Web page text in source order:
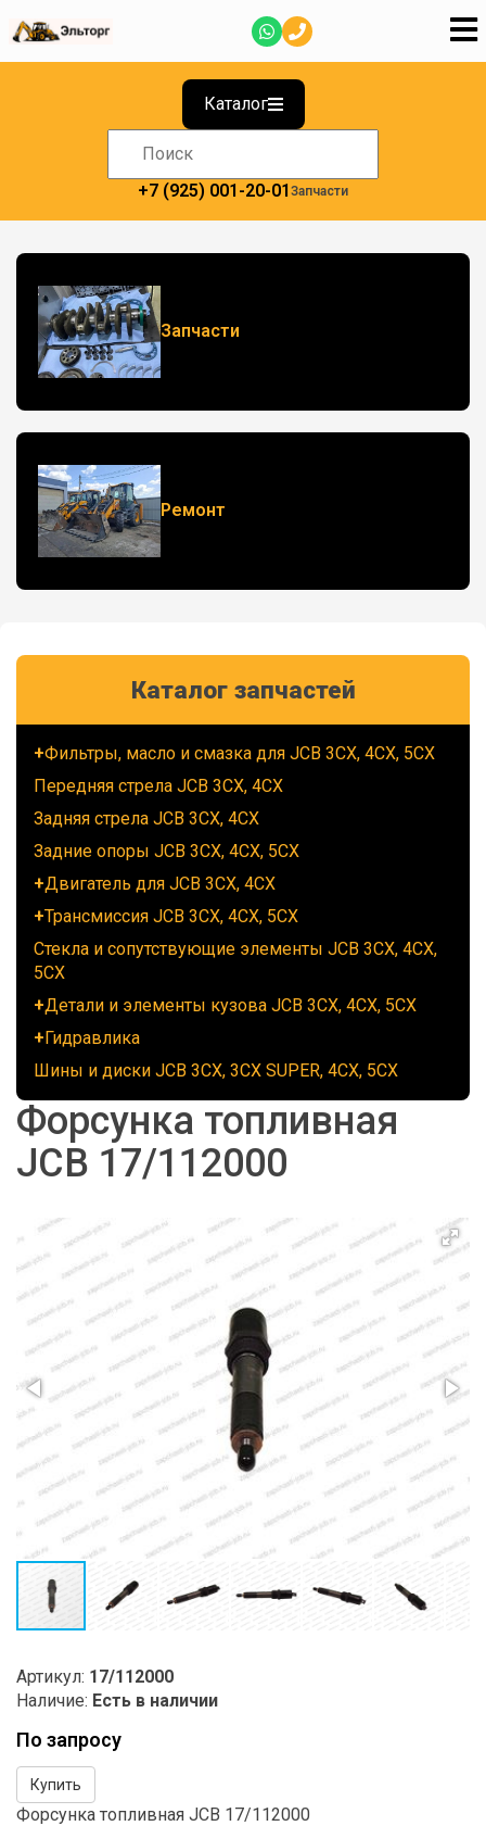
Каталог
+7 (925) 001-20-01 Запчасти
Запчасти
Ремонт
Каталог запчастей
Фильтры, масло и смазка для JCB 3CX, 4CX, 5CX
Передняя стрела JCB 3CX, 4CX
Задняя стрела JCB 3CX, 4CX
Задние опоры JCB 3CX, 4CX, 5CX
Двигатель для JCB 3CX, 4CX
Трансмиссия JCB 3CX, 4CX, 5CX
Стекла и сопутствующие элементы JCB 3CX, 4CX,
5CX
Детали и элементы кузова JCB 3CX, 4CX, 5CX
Гидравлика
Шины и диски JCB 3CX, 3CX SUPER, 4CX, 5CX
Форсунка топливная
JCB 17/112000
Артикул: 17/112000
Наличие: Есть в наличии
По запросу
Купить
Форсунка топливная JCB 17/112000